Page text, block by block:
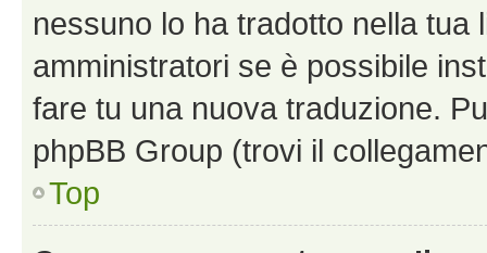
nessuno lo ha tradotto nella tua
amministratori se è possibile
fare tu una nuova traduzione.
phpBB Group (trovi il
Top